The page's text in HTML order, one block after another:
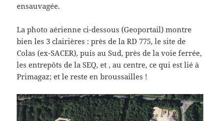
ensauvagée.
La photo aérienne ci-dessous (Geoportail) montre
bien les 3 clairières : près de la RD 775, le site de
Colas (ex-SACER), puis au Sud, près de la voie ferrée,
les entrepôts de la SEQ, et , au centre, ce qui est lié à
Primagaz; et le reste en broussailles !